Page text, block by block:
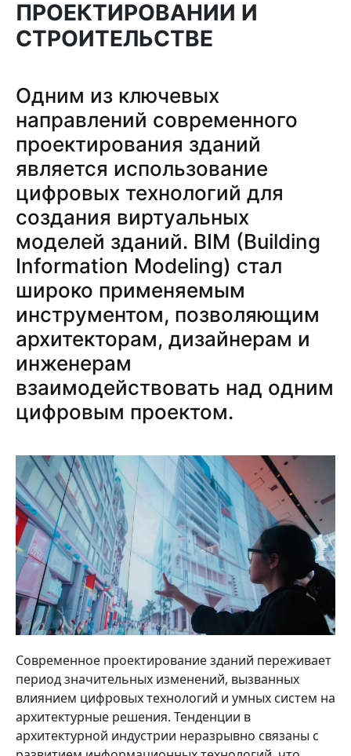
ПРОЕКТИРОВАНИИ И
СТРОИТЕЛЬСТВЕ
Одним из ключевых
направлений современного
проектирования зданий
является использование
цифровых технологий для
создания виртуальных
моделей зданий. BIM (Building
Information Modeling) стал
широко применяемым
инструментом, позволяющим
архитекторам, дизайнерам и
инженерам
взаимодействовать над одним
цифровым проектом.
Современное проектирование зданий переживает
период значительных изменений, вызванных
влиянием цифровых технологий и умных систем на
архитектурные решения. Тенденции в
архитектурной индустрии неразрывно связаны с